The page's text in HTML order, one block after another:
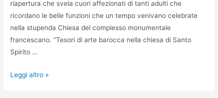
riapertura che svela cuori affezionati di tanti adulti che
ricordano le belle funzioni che un tempo venivano celebrate
nella stupenda Chiesa del complesso monumentale
francescano. “Tesori di arte barocca nella chiesa di Santo
Spirito …
Leggi altro »